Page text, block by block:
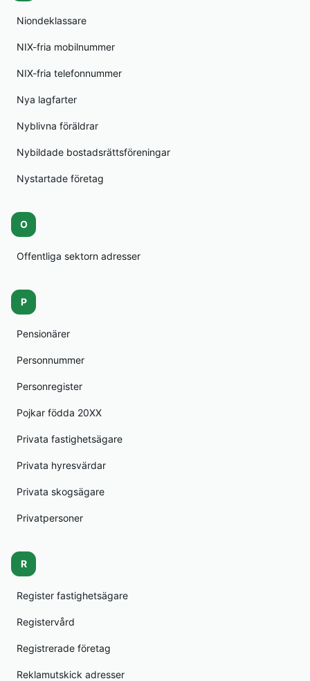
Niondeklassare
NIX-fria mobilnummer
NIX-fria telefonnummer
Nya lagfarter
Nyblivna föräldrar
Nybildade bostadsrättsföreningar
Nystartade företag
O
Offentliga sektorn adresser
P
Pensionärer
Personnummer
Personregister
Pojkar födda 20XX
Privata fastighetsägare
Privata hyresvärdar
Privata skogsägare
Privatpersoner
R
Register fastighetsägare
Registervård
Registrerade företag
Reklamutskick adresser